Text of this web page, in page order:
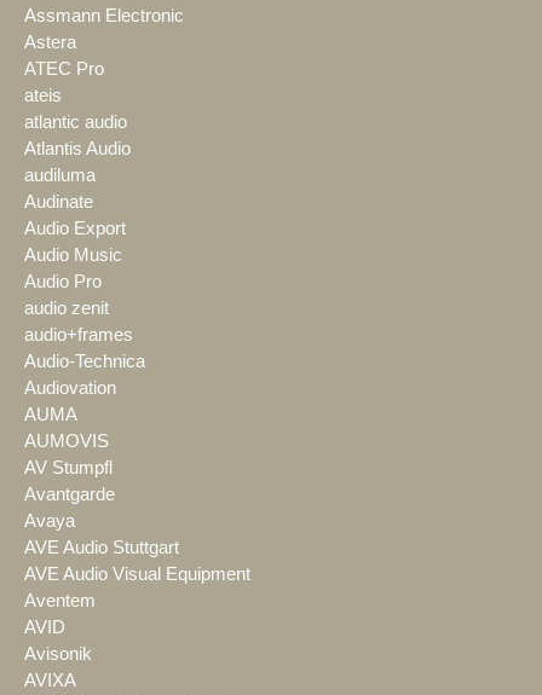
Assmann Electronic
Astera
ATEC Pro
ateis
atlantic audio
Atlantis Audio
audiluma
Audinate
Audio Export
Audio Music
Audio Pro
audio zenit
audio+frames
Audio-Technica
Audiovation
AUMA
AUMOVIS
AV Stumpfl
Avantgarde
Avaya
AVE Audio Stuttgart
AVE Audio Visual Equipment
Aventem
AVID
Avisonik
AVIXA